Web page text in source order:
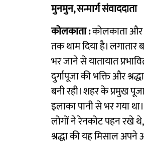
मुनमुन, सन्मार्ग संवाददाता
कोलकाता :कोलकाता और
तक थाम दिया है।
भर जाने से यातायात
दुर्गापूजा की भक्ति और
बनी रही। शहर के प्रमुख
इलाका पानी से भर गया
लोगों ने रेनकोट पहन रखे
श्रद्धा की यह मिसाल